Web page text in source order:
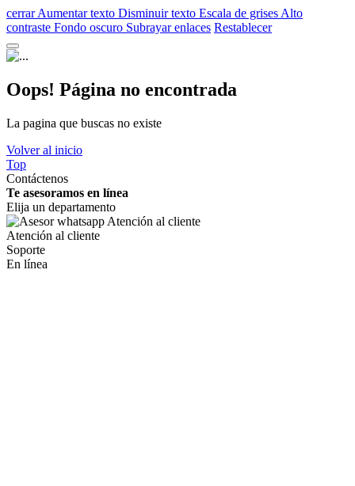
cerrar Aumentar texto Disminuir texto Escala de grises Alto
contraste Fondo oscuro Subrayar enlaces Restablecer
Oops! Página no encontrada
La pagina que buscas no existe
Volver al inicio
Top
Contáctenos
Te asesoramos en línea
Elija un departamento
Atención al cliente
Soporte
En línea